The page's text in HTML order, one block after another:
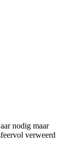
nodig maar
verweerd